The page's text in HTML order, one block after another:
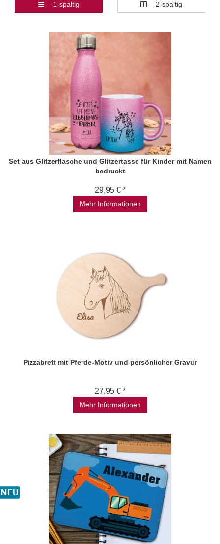
1-spaltig 2-spaltig
Set aus Glitzerflasche und Glitzertasse für Kinder mit Namen
bedruckt
29,95 € *
Mehr Informationen
Pizzabrett mit Pferde-Motiv und persönlicher Gravur
27,95 € *
Mehr Informationen